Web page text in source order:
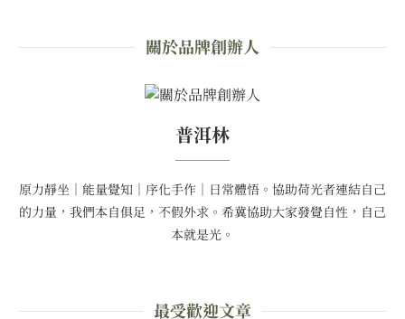
關於品牌創辦人
普洱林
原力靜坐｜能量覺知｜序化手作｜日常體悟。協助荷光者連結自己
的力量，我們本自俱足，不假外求。希冀協助大家發覺自性，自己
本就是光。
最受歡迎文章